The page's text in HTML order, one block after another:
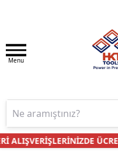
Menu